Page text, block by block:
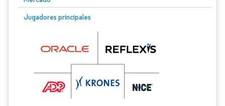
Jugadores principales